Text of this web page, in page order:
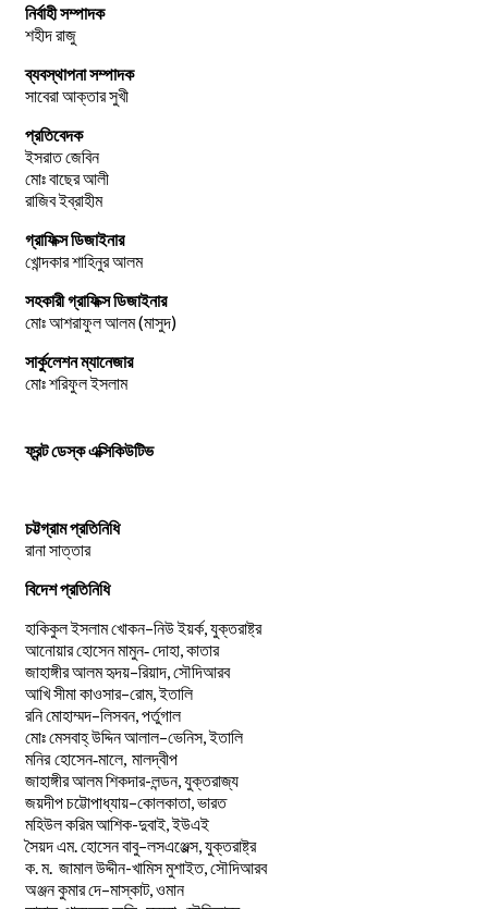
নির্বাহী সম্পাদক
শহীদ রাজু
ব্যবস্থাপনা সম্পাদক
সাবেরা আক্তার সুখী
প্রতিবেদক
ইসরাত জেবিন
মোঃ বাছের আলী
রাজিব ইব্রাহীম
গ্রাফিক্স ডিজাইনার
খোন্দকার শাহিনুর আলম
সহকারী গ্রাফিক্স ডিজাইনার
মোঃ আশরাফুল আলম (মাসুদ)
সার্কুলেশন ম্যানেজার
মোঃ শরিফুল ইসলাম
ফ্রন্ট ডেস্ক এক্সিকিউটিভ
চট্টগ্রাম প্রতিনিধি
রানা সাত্তার
বিদেশ প্রতিনিধি
হাকিকুলইসলামখোকন–নিউইয়র্ক, যুক্তরাষ্ট্র
আনোয়ারহোসেনমামুন-দোহা কাতার
জাহাঙ্গীরআলমহৃদয়–রিয়াদ সৌদিআরব
আখিসীমাকাওসার–রোম,ইতালি
রনিমোহাম্মদ–লিসবন, পর্তুগাল
মোঃমেসবাহ্উদ্দিনআলাল–ভেনিস,ইতালি
মনির হোসেন-মালে, মালদ্বীপ
জাহাঙ্গীর আলম শিকদার-লন্ডন, যুক্তরাজ্য
জয়দীপচট্টোপাধ্যায়–কোলকাতা ভারত
মহিউল করিম আশিক-দুবাই, ইউএই
সৈয়দএম. হোসেনবাবু–লসএঞ্জেল্স, যুক্তরাষ্ট্র
ক ম. জামালউদ্দীন-খামিস মুশাইত, সৌদিআরব
অঞ্জনকুমারদে–মাস্কাট, ওমান